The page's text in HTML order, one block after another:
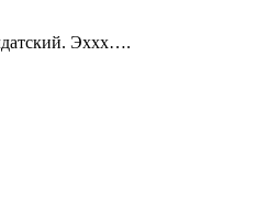
Эххх….